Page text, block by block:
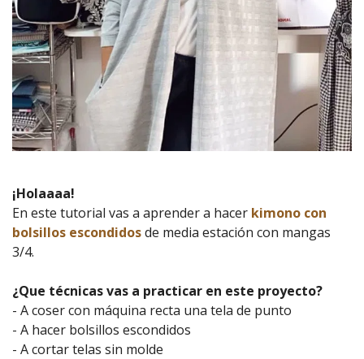
¡Holaaaa!
En este tutorial vas a aprender a hacer kimono con
bolsillos escondidosde media estación con mangas
3/4.
¿Que técnicas vas a practicar en este proyecto?
- A coser con máquina recta una tela de punto
- A hacer bolsillos escondidos
- A cortar telas sin molde